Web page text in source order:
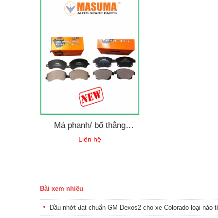
Má phanh/ bố thắng
Masuma cho xe Ford
Liên hệ
Bài xem nhiều
Dầu nhớt đạt chuẩn GM Dexos2 cho xe Colorado loại nào